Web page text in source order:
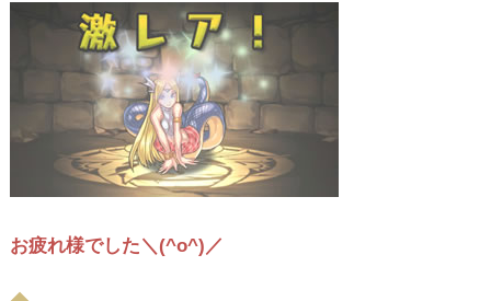
お疲れ様でした＼(^o^)／